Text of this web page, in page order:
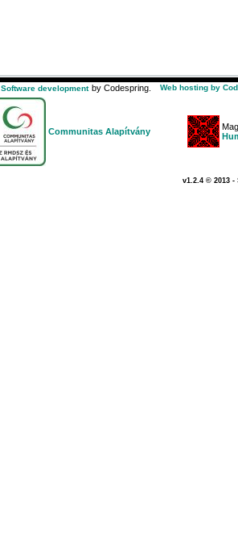
Software development by Codespring. Web hosting by
Communitas Alapítvány
v1.2.4 © 2013